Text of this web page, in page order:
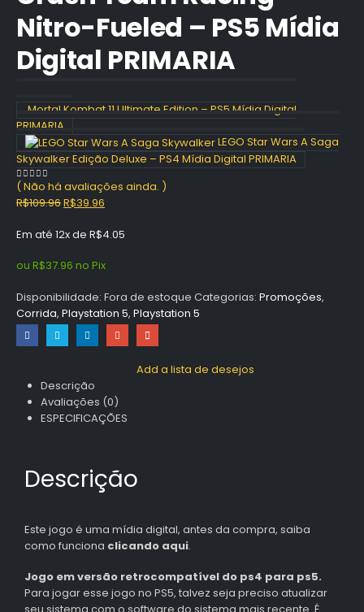
Nitro-Fueled – PS5 Mídia
Digital PRIMARIA
Mortal Kombat 11 Ultimate Edition – PS5 Mídia Digital
PRIMARIA
LEGO Star Wars A Saga
Skywalker Edição Deluxe – PS4 Mídia Digital PRIMARIA
0 out of 5
( Não há avaliações ainda. )
R$109.96O
original
R$109.96.
R$39.96
atual
R$39.96.
Em até 12x de R$4.05
ou R$37.96 no Pix
Disponibilidade: Fora de estoque Categorias: Promoções,
Corrida, Playstation 5, Playstation 5
Add a lista de desejos
Descrição
Avaliações (0)
ESPECIFICAÇÕES
Descrição
Este jogo é uma mídia digital, antes da compra, saiba
como funciona clicando aqui.
Jogo em versão retrocompatível do ps4 para ps5.
Para jogar esse jogo no PS5, talvez seja preciso atualizar